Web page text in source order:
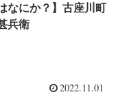
なにか？】古座川町
兵衛
2022.11.01